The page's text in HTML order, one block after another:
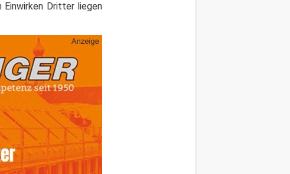
Einwirken Dritter liegen